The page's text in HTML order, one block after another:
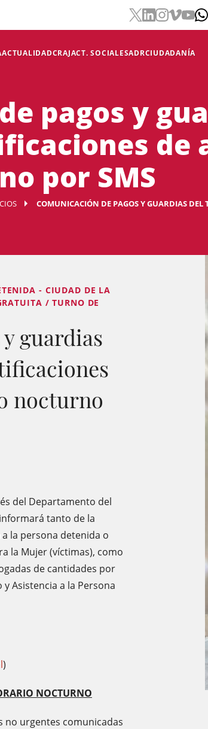
ACTUALIDADCRAJACT. SOCIALESADRCIUDADANÍA
pagos y
de
por SMS
COMUNICACIÓN DE PAGOS Y GUARDIAS DEL
- CIUDAD DE LA
/ TURNO DE
guardias
nocturno
del Departamento del
tanto de la
la persona detenida o
la Mujer (víctimas), como
de cantidades por
Asistencia a la Persona
)
NOCTURNO
no urgentes comunicadas